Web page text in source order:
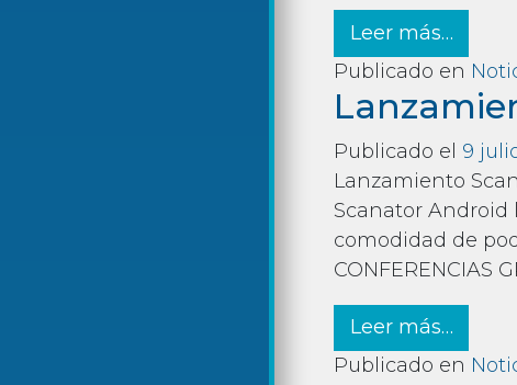
Leer más…from
Publicado en
Publicado el 9
Lanzamiento
Scanator Android
comodidad de
CONFERENCIAS
Leer más…from
Publicado en